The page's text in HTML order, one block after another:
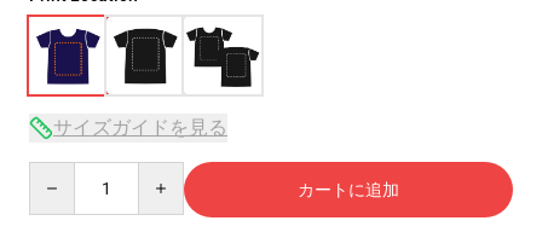
サイズガイドを見る
カートに追加